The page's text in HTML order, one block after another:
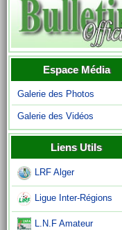
Espace Média
Galerie des Photos
Galerie des Vidéos
Liens Utils
LRF Alger
Ligue Inter-Régions
L.N.F Amateur